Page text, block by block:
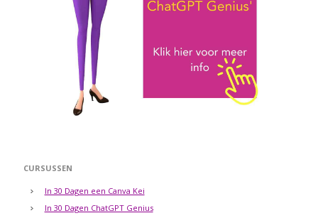
CURSUSSEN
In 30 Dagen een Canva Kei
In 30 Dagen ChatGPT Genius